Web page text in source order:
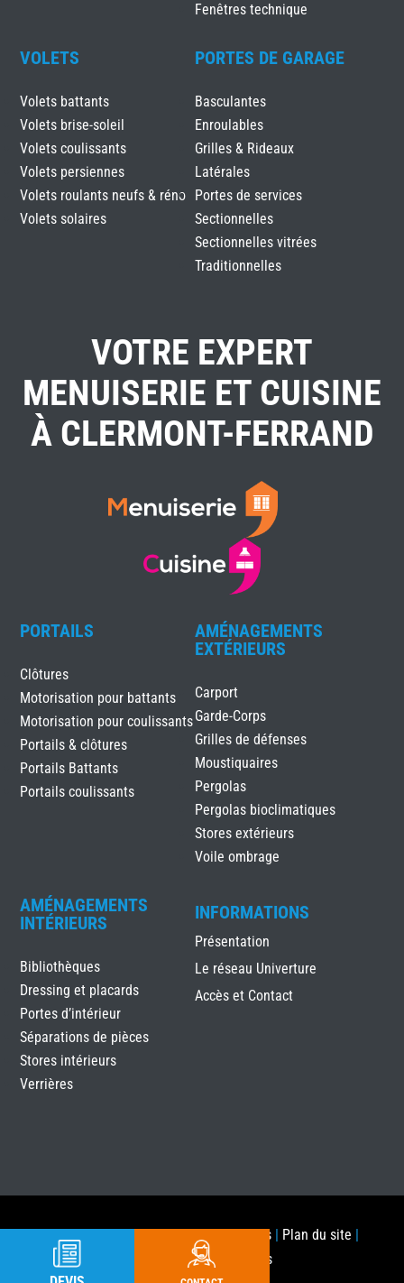
Fenêtres technique
VOLETS
Volets battants
Volets brise-soleil
Volets coulissants
Volets persiennes
Volets roulants neufs & réno
Volets solaires
PORTES DE GARAGE
Basculantes
Enroulables
Grilles & Rideaux
Latérales
Portes de services
Sectionnelles
Sectionnelles vitrées
Traditionnelles
VOTRE EXPERT
MENUISERIE ET CUISINE
À CLERMONT-FERRAND
PORTAILS
Clôtures
Motorisation pour battants
Motorisation pour coulissants
Portails & clôtures
Portails Battants
Portails coulissants
AMÉNAGEMENTS
EXTÉRIEURS
Carport
Garde-Corps
Grilles de défenses
Moustiquaires
Pergolas
Pergolas bioclimatiques
Stores extérieurs
Voile ombrage
AMÉNAGEMENTS
INTÉRIEURS
Bibliothèques
Dressing et placards
Portes d’intérieur
Séparations de pièces
Stores intérieurs
Verrières
INFORMATIONS
Présentation
Le réseau Univerture
Accès et Contact
Mentions légales Plan du site
Réalisation Attraptemps